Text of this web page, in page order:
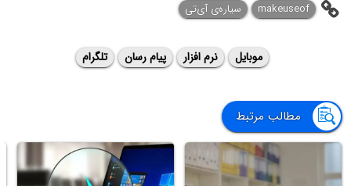
makeuseof سیاره‌ی ‌آی‌تی
موبایل نرم افزار پیام رسان تلگرام
مطالب مرتبط